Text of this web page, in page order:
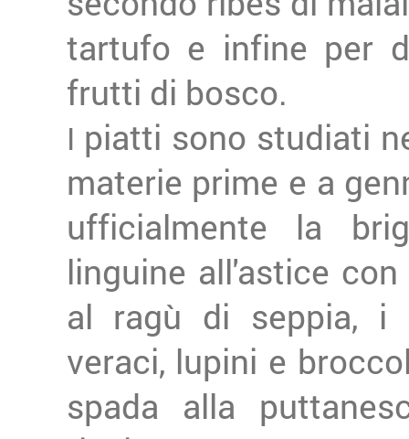
tartufo e infine per
frutti di bosco.
I piatti sono studiati
materie prime e a
ufficialmente la
linguine all'astice
al ragù di seppia, i
veraci, lupini e
spada alla